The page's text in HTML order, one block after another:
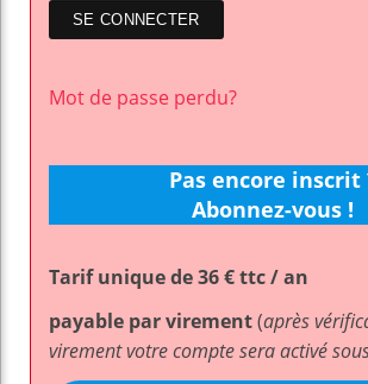
Mot de passe perdu?
Pas encore inscrit
Abonnez-vous !
Tarif unique de 36 € ttc / an
payable par virement(après
virement votre compte sera activé